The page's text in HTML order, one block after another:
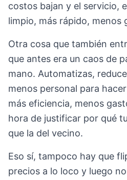
costos bajan y el servicio,
limpio, más rápido, menos
Otra cosa que también
que antes era un caos de
mano. Automatizas,
menos personal para
más eficiencia, menos
hora de justificar por qué
que la del vecino.
Eso sí, tampoco hay que
precios a lo loco y luego